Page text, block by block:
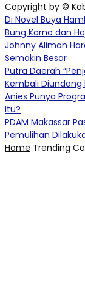
Copyright by ©
Di Novel Buya
Bung Karno dan
Johnny Aliman
Semakin Besar
Putra Daerah
Kembali Diundang
Anies Punya
Itu?
PDAM Makassar
Pemulihan
Home Trending